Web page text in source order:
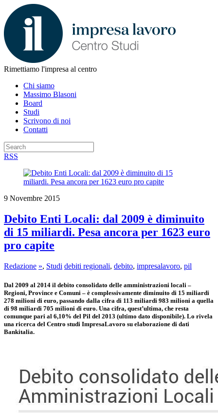
Rimettiamo l'impresa al centro
Chi siamo
Massimo Blasoni
Board
Studi
Scrivono di noi
Contatti
RSS
9 Novembre 2015
Debito Enti Locali: dal 2009 è diminuito
di 15 miliardi. Pesa ancora per 1623 euro
pro capite
Redazione », Studi debiti regionali, debito, impresalavoro, pil
Dal 2009 al 2014 il debito consolidato delle amministrazioni locali –
Regioni, Province e Comuni – è complessivamente diminuito di 15 miliardi
278 milioni di euro, passando dalla cifra di 113 miliardi 983 milioni a quella
di 98 miliardi 705 milioni di euro. Una cifra, quest’ultima, che resta
comunque pari al 6,10% del Pil del 2013 (ultimo dato disponibile). Lo rivela
una ricerca del Centro studi ImpresaLavoro su elaborazione di dati
Bankitalia.